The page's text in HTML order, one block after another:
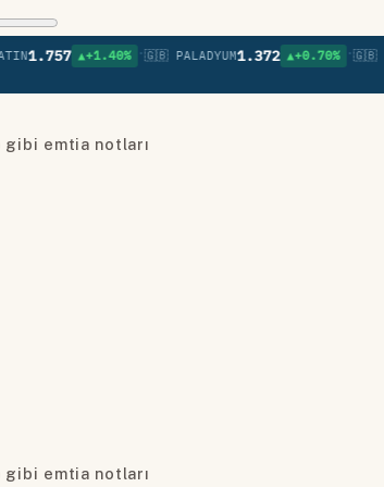
▲+1.40% • 🇬🇧 PALADYUM1.372 ▲+0.70% •🇬🇧 BAKIR
gibi emtia notları
gibi emtia notları